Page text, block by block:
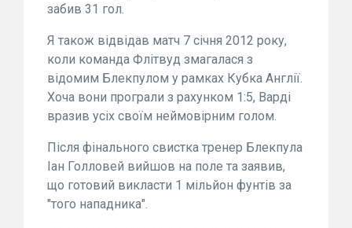
забив 31 гол.
Я також відвідав матч 7 січня 2012 року,
коли команда Флітвуд змагалася з
відомим Блекпулом у рамках Кубка Англії.
Хоча вони програли з рахунком 1:5, Варді
вразив усіх своїм неймовірним голом.
Після фінального свистка тренер Блекпула
Іан Голловей вийшов на поле та заявив,
що готовий викласти 1 мільйон фунтів за
"того нападника".